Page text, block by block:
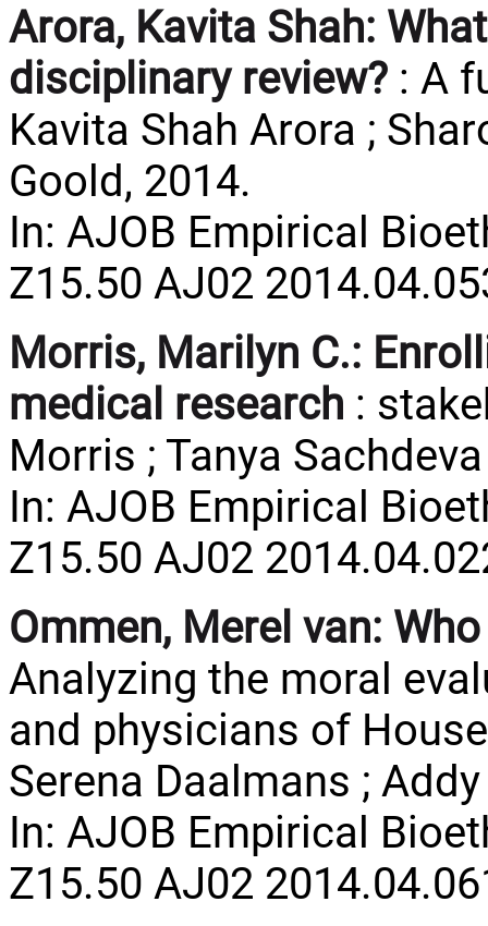
Arora, Kavita Shah:
disciplinary review? : A
Kavita Shah Arora ;
Goold, 2014.
In: AJOB Empirical
Z15.50 AJ02
Morris, Marilyn C.:
medical research :
Morris ; Tanya
In: AJOB Empirical
Z15.50 AJ02
Ommen, Merel van:
Analyzing the moral
and physicians of
Serena Daalmans ;
In: AJOB Empirical
Z15.50 AJ02